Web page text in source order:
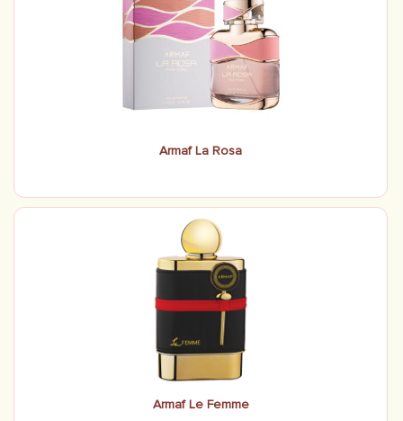
Armaf La Rosa
Armaf Le Femme